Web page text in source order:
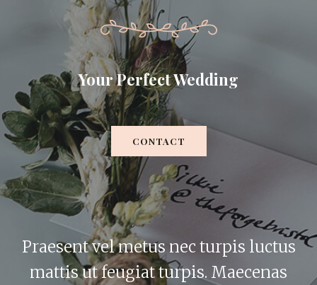
Your Perfect Wedding
CONTACT
Praesent vel metus nec turpis luctus
mattis ut feugiat turpis. Maecenas